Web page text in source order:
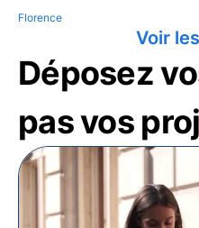
Florence
Voir
Déposez
pas vos